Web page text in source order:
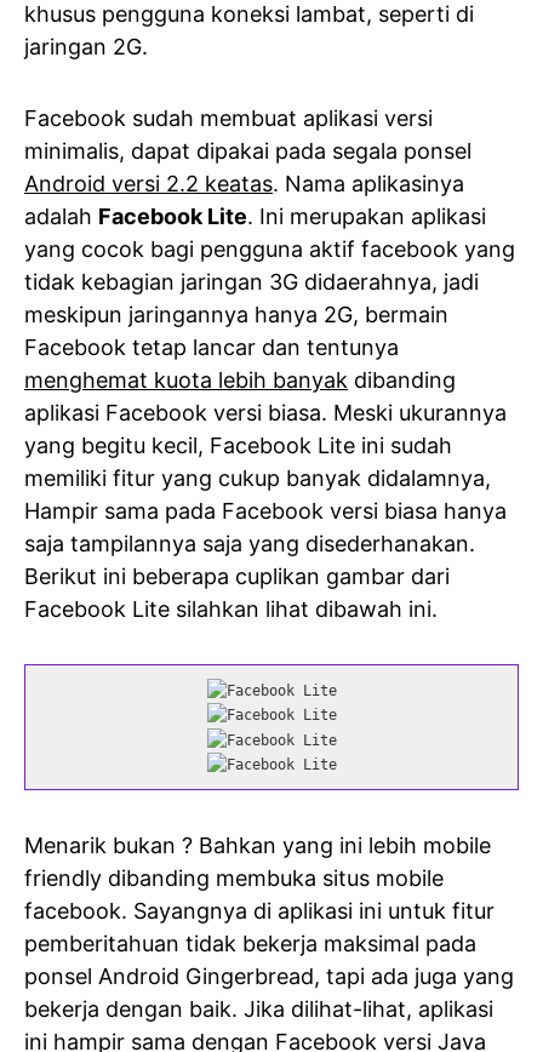
khusus pengguna koneksi lambat, seperti di
jaringan 2G.
Facebook sudah membuat aplikasi versi
minimalis, dapat dipakai pada segala ponsel
Android versi 2.2 keatas. Nama aplikasinya
adalah Facebook Lite. Ini merupakan aplikasi
yang cocok bagi pengguna aktif facebook yang
tidak kebagian jaringan 3G didaerahnya, jadi
meskipun jaringannya hanya 2G, bermain
Facebook tetap lancar dan tentunya
menghemat kuota lebih banyak dibanding
aplikasi Facebook versi biasa. Meski ukurannya
yang begitu kecil, Facebook Lite ini sudah
memiliki fitur yang cukup banyak didalamnya,
Hampir sama pada Facebook versi biasa hanya
saja tampilannya saja yang disederhanakan.
Berikut ini beberapa cuplikan gambar dari
Facebook Lite silahkan lihat dibawah ini.
Menarik bukan ? Bahkan yang ini lebih mobile
friendly dibanding membuka situs mobile
facebook. Sayangnya di aplikasi ini untuk fitur
pemberitahuan tidak bekerja maksimal pada
ponsel Android Gingerbread, tapi ada juga yang
bekerja dengan baik. Jika dilihat-lihat, aplikasi
ini hampir sama dengan Facebook versi Java